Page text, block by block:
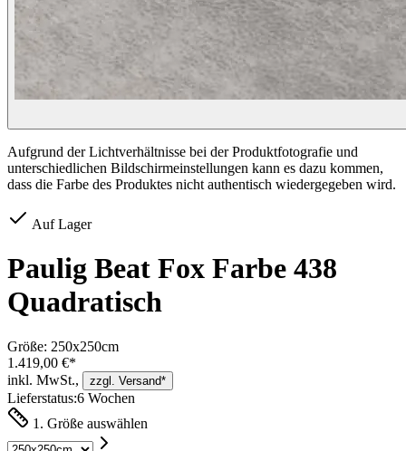
Aufgrund der Lichtverhältnisse bei der Produktfotografie und
unterschiedlichen Bildschirmeinstellungen kann es dazu kommen,
dass die Farbe des Produktes nicht authentisch wiedergegeben wird.
Auf Lager
Paulig Beat Fox Farbe 438
Quadratisch
Größe: 250x250cm
1.419,00 €*
inkl. MwSt.,
zzgl. Versand*
Lieferstatus:6 Wochen
1. Größe auswählen